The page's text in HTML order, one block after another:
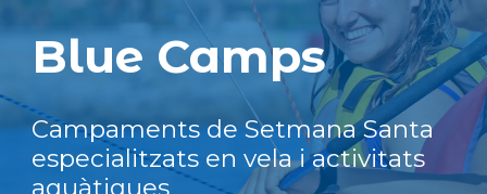
Blue Camps
Campaments de Setmana Santa
especialitzats en vela i activitats
aquàtiques